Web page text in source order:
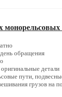
монорельсовых
обращения
детали
пути,
грузов на